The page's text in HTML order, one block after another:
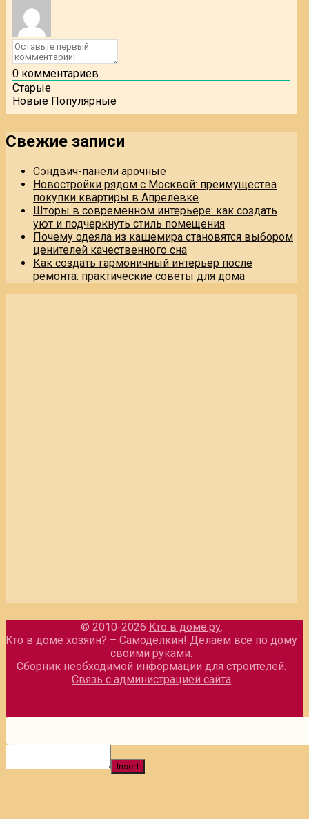
0 комментариев
Старые
Новые Популярные
Свежие записи
Сэндвич-панели арочные
Новостройки рядом с Москвой: преимущества
покупки квартиры в Апрелевке
Шторы в современном интерьере: как создать
уют и подчеркнуть стиль помещения
Почему одеяла из кашемира становятся выбором
ценителей качественного сна
Как создать гармоничный интерьер после
ремонта: практические советы для дома
© 2010-2026 Кто в доме.ру.
Кто в доме хозяин? – Самоделкин! Делаем все по дому
своими руками.
Сборник необходимой информации для строителей.
Связь с администрацией сайта
Insert